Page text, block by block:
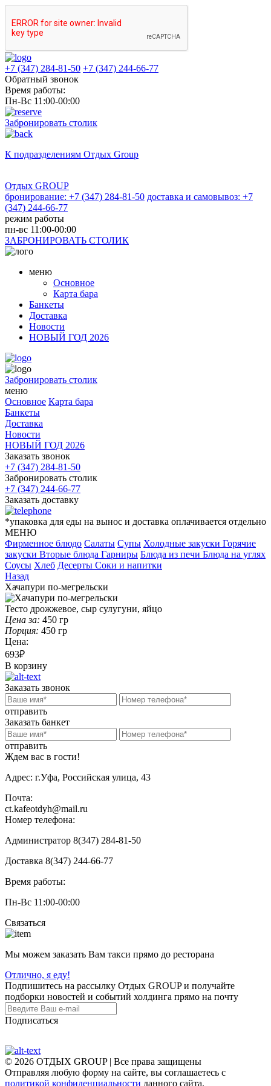
+7 (347) 284-81-50 +7 (347) 244-66-77
Обратный звонок
Время работы:
Пн-Вс 11:00-00:00
Забронировать столик
К подразделениям Отдых Group
Отдых GROUP
бронирование: +7 (347) 284-81-50 доставка и самовывоз: +7
(347) 244-66-77
режим работы
пн-вс 11:00-00:00
ЗАБРОНИРОВАТЬ СТОЛИК
меню
Основное
Карта бара
Банкеты
Доставка
Новости
НОВЫЙ ГОД 2026
Забронировать столик
меню
Основное Карта бара
Банкеты
Доставка
Новости
НОВЫЙ ГОД 2026
Заказать звонок
+7 (347) 284-81-50
Забронировать столик
+7 (347) 244-66-77
Заказать доставку
*упаковка для еды на вынос и доставка оплачивается отдельно
МЕНЮ
Фирменное блюдо Салаты Супы Холодные закуски Горячие
закуски Вторые блюда Гарниры Блюда из печи Блюда на углях
Соусы Хлеб Десерты Соки и напитки
Назад
Хачапури по-мегрельски
Тесто дрожжевое, сыр сулугуни, яйцо
Цена за: 450 гр
Порция: 450 гр
Цена:
693₽
В корзину
Заказать звонок
отправить
Заказать банкет
отправить
Ждем вас в гости!
Адрес: г.Уфа, Российская улица, 43
Почта:
ct.kafeotdyh@mail.ru
Номер телефона:
Администратор 8(347) 284-81-50
Доставка 8(347) 244-66-77
Время работы:
Пн-Вс 11:00-00:00
Связаться
Мы можем заказать Вам такси прямо до ресторана
Отлично, я еду!
Подпишитесь на рассылку Отдых GROUP и получайте
подборки новостей и событий холдинга прямо на почту
Подписаться
© 2026 ОТДЫХ GROUP | Все права защищены
Отправляя любую форму на сайте, вы соглашаетесь с
политикой конфиденциальности данного сайта.